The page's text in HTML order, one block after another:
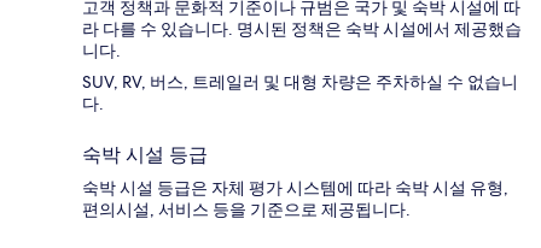
고객 정책과 문화적 기준이나 규범은 국가 및 숙박 시설에 따
라 다를 수 있습니다. 명시된 정책은 숙박 시설에서 제공했습
니다.
SUV, RV, 버스, 트레일러 및 대형 차량은 주차하실 수 없습니
다.
숙박 시설 등급
숙박 시설 등급은 자체 평가 시스템에 따라 숙박 시설 유형,
편의시설, 서비스 등을 기준으로 제공됩니다.